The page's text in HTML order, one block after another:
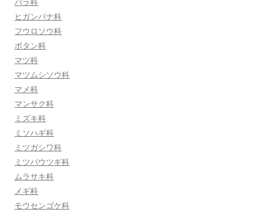
バラ科
ヒガンバナ科
フウロソウ科
ボタン科
マツ科
マツムシソウ科
マメ科
マンサク科
ミズキ科
ミソハギ科
ミツガシワ科
ミツバウツギ科
ムラサキ科
メギ科
モウセンゴケ科